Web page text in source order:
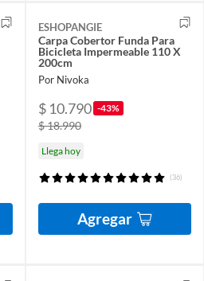
ESHOPANGIE
Carpa Cobertor Funda Para
Bicicleta Impermeable 110 X
200cm
Por Nivoka
$ 10.790 -43%
$ 18.990
Llega hoy
(36)
Agregar